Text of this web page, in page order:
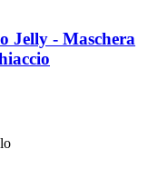
Jelly -​ Maschera